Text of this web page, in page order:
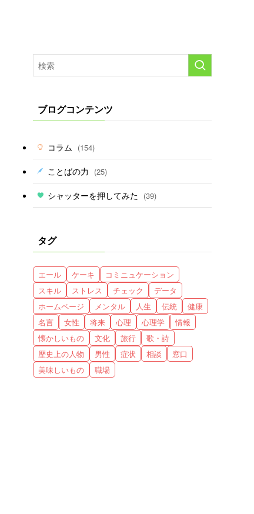
ブログコンテンツ
コラム (154)
ことばの力 (25)
シャッターを押してみた (39)
タグ
エール ケーキ
コミニュケーション
スキル
ストレス チェック
データ
ホームページ
メンタル 人生 伝統
健康
名言
女性 将来 心理 心理学
情報
懐かしいもの
文化 旅行
歌・詩
歴史上の人物
男性 症状 相談
窓口
美味しいもの
職場